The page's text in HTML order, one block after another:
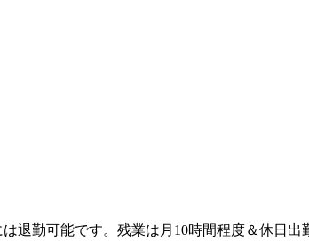
退勤可能です。残業は月10時間程度＆休日